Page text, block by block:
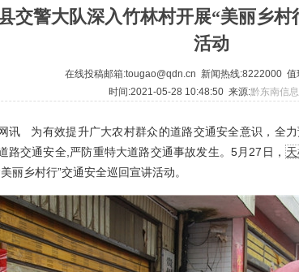
交警大队深入竹林村开展“美丽乡村
活动
在线投稿邮箱:tougao@qdn.cn 新闻热线:8222000 值
时间:2021-05-28 10:48:50 来源:黔东南信
为有效提升广大农村群众的道路交通安全意识，全力
路交通安全,严防重特大道路交通事故发生。5月27日，
丽乡村行”交通安全巡回宣讲活动。